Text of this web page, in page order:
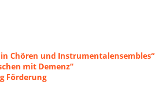
Chören und Instrumentalensembles“
mit Demenz“
Förderung